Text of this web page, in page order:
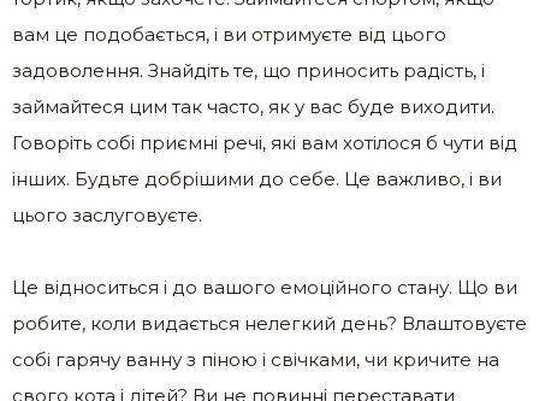
вам це подобається, і ви отримуєте від цього
задоволення. Знайдіть те, що приносить радість, і
займайтеся цим так часто, як у вас буде виходити.
Говоріть собі приємні речі, які вам хотілося б чути від
інших. Будьте добрішими до себе. Це важливо, і ви
цього заслуговуєте.
Це відноситься і до вашого емоційного стану. Що ви
робите, коли видається нелегкий день? Влаштовуєте
собі гарячу ванну з піною і свічками, чи кричите на
свого кота і дітей? Ви не повинні переставати